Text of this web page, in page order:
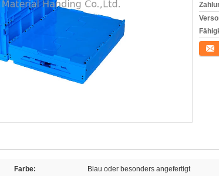
Farbe: Blau oder besonders angefertigt